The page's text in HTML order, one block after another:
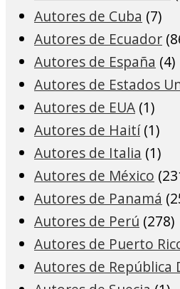
Autores de Cuba (7)
Autores de Ecuador
Autores de España (4)
Autores de Estados
Autores de EUA (1)
Autores de Haití (1)
Autores de Italia (1)
Autores de México
Autores de Panamá
Autores de Perú (278)
Autores de Puerto
Autores de República